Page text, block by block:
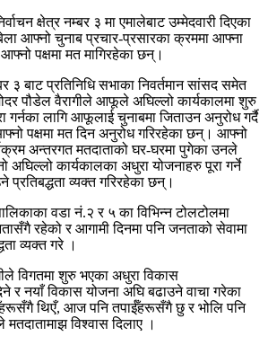
क्षेत्र नम्बर ३ मा एमालेबाट उम्मेदवारी दिएका
आफ्नो चुनाब प्रचार-प्रसारका क्रममा आफ्ना
पक्षमा मत मागिरहेका छन्।
३ बाट प्रतिनिधि सभाका निवर्तमान सांसद समेत
पौडेल वैरागीले आफूले अघिल्लो कार्यकालमा शुरु
गर्नका लागि आफूलाई चुनाबमा जिताउन अनुरोध गर्दै
पक्षमा मत दिन अनुरोध गरिरहेका छन्। आफ्नो
अन्तरगत मतदाताको घर-घरमा पुगेका उनले
कार्यकालका अधुरा योजनाहरु पूरा गर्ने
प्रतिबद्धता व्यक्त गरिरहेका छन्।
वडा नं.२ र ५ का विभिन्न टोलटोलमा
रहेको र आगामी दिनमा पनि जनताको सेवामा
व्यक्त गरे ।
विगतमा शुरु भएका अधुरा विकास
र नयाँ विकास योजना अघि बढाउने वाचा गरेका
थिएँ, आज पनि तपाईँहरूसँगै छु र भोलि पनि
विश्वास दिलाए ।